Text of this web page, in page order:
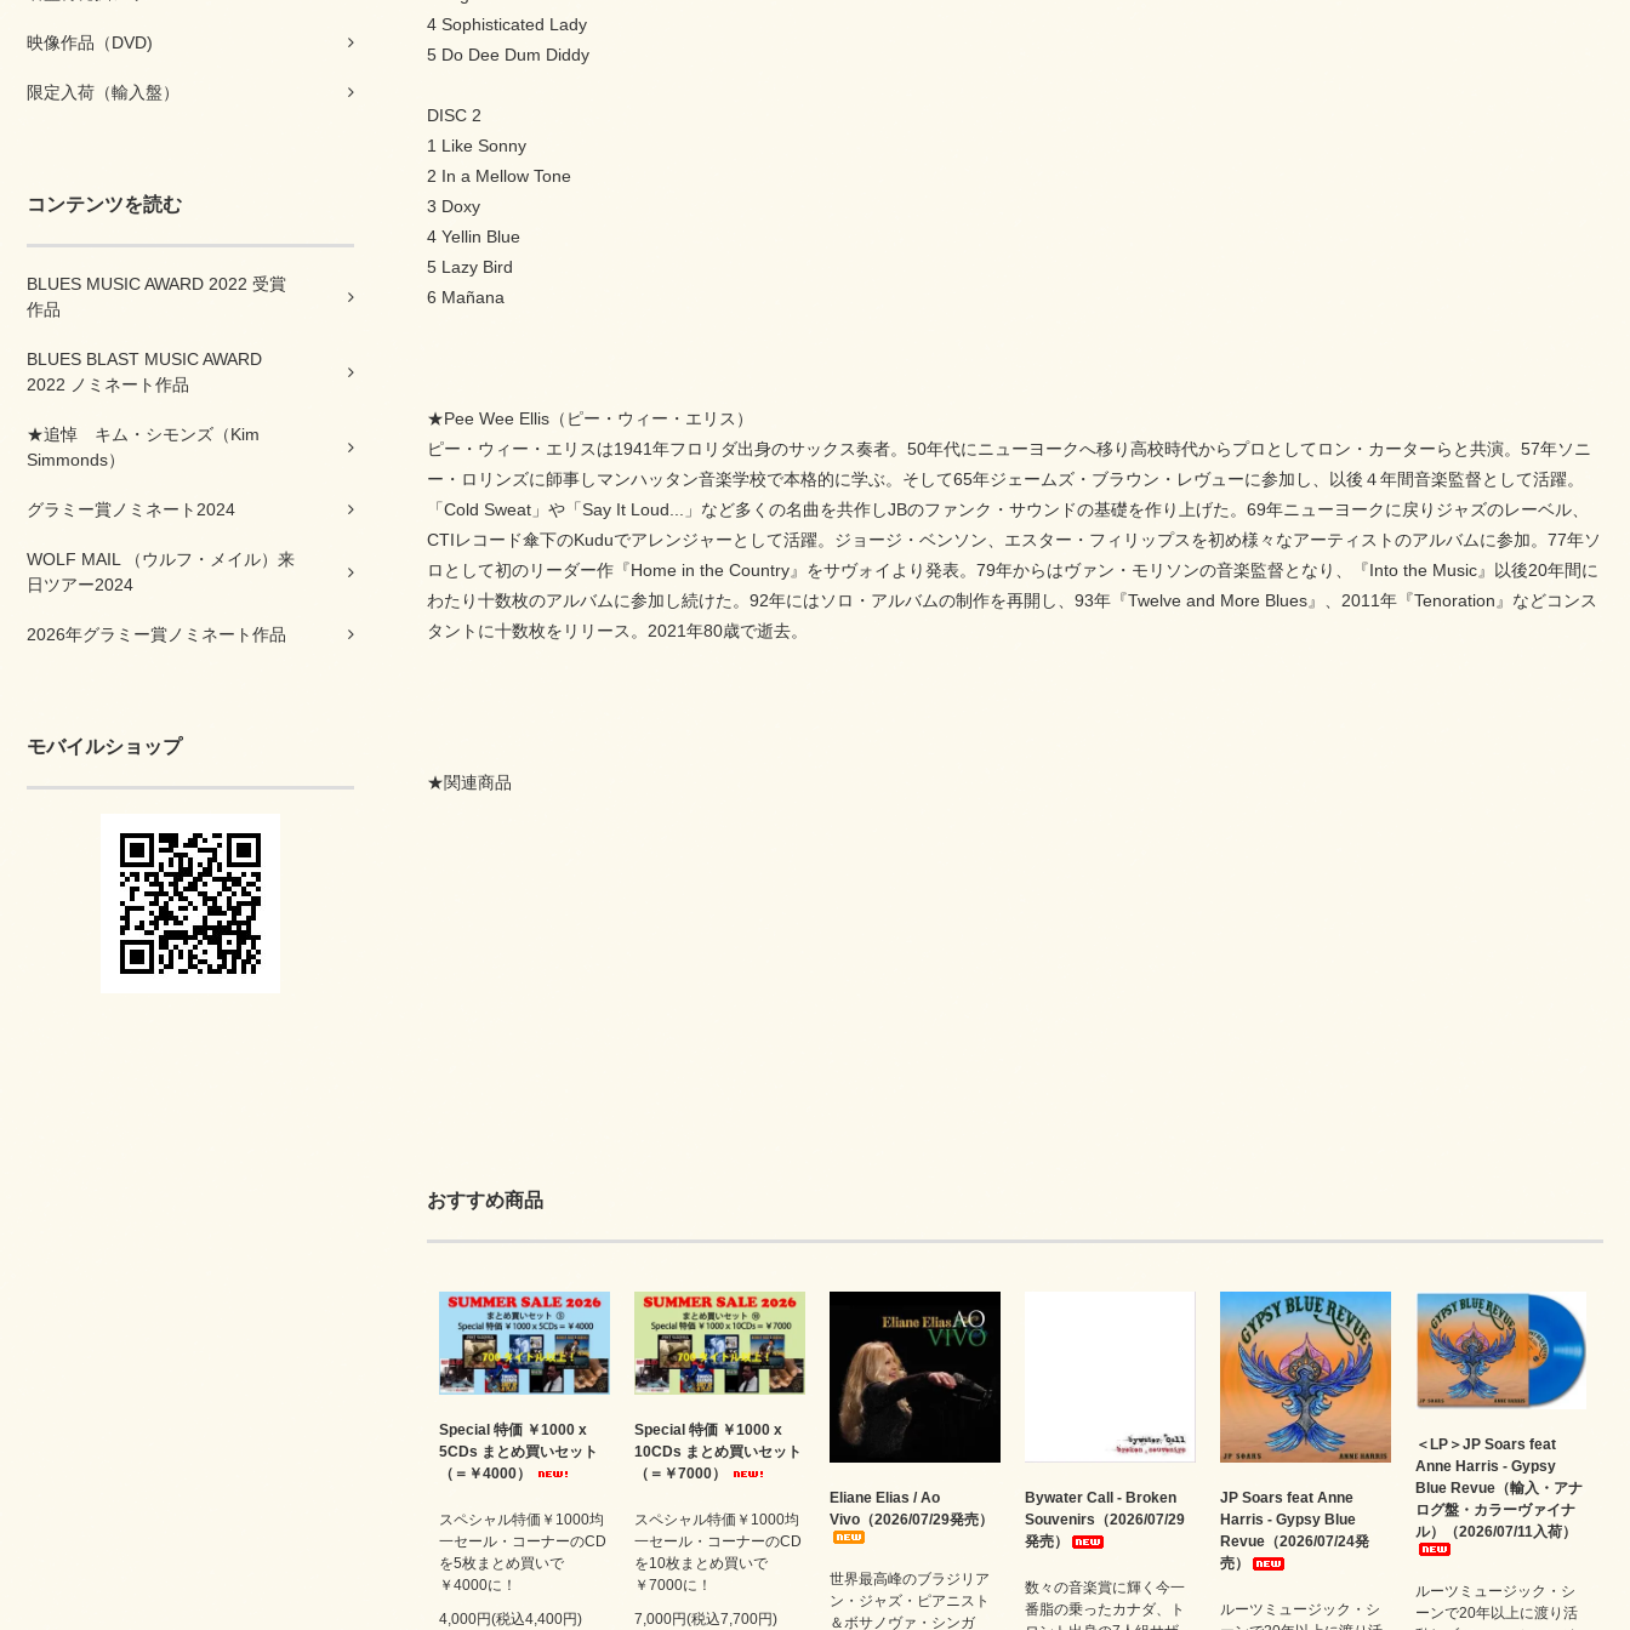
映像作品（DVD)
限定入荷（輸入盤）
コンテンツを読む
BLUES MUSIC AWARD 2022 受賞
作品
BLUES BLAST MUSIC AWARD
2022 ノミネート作品
★追悼 キム・シモンズ（Kim
Simmonds）
グラミー賞ノミネート2024
WOLF MAIL （ウルフ・メイル）来
日ツアー2024
2026年グラミー賞ノミネート作品
モバイルショップ
4 Sophisticated Lady
5 Do Dee Dum Diddy
DISC 2
1 Like Sonny
2 In a Mellow Tone
3 Doxy
4 Yellin Blue
5 Lazy Bird
6 Mañana
★Pee Wee Ellis（ピー・ウィー・エリス）
ピー・ウィー・エリスは1941年フロリダ出身のサックス奏者。50年代にニューヨークへ移り高校時代からプロとしてロン・カーターらと共演。57年ソニ
ー・ロリンズに師事しマンハッタン音楽学校で本格的に学ぶ。そして65年ジェームズ・ブラウン・レヴューに参加し、以後４年間音楽監督として活躍。
「Cold Sweat」や「Say It Loud...」など多くの名曲を共作しJBのファンク・サウンドの基礎を作り上げた。69年ニューヨークに戻りジャズのレーベル、
CTIレコード傘下のKuduでアレンジャーとして活躍。ジョージ・ベンソン、エスター・フィリップスを初め様々なアーティストのアルバムに参加。77年ソ
ロとして初のリーダー作『Home in the Country』をサヴォイより発表。79年からはヴァン・モリソンの音楽監督となり、『Into the Music』以後20年間に
わたり十数枚のアルバムに参加し続けた。92年にはソロ・アルバムの制作を再開し、93年『Twelve and More Blues』、2011年『Tenoration』などコンス
タントに十数枚をリリース。2021年80歳で逝去。
★関連商品
おすすめ商品
Special 特価 ￥1000 x
5CDs まとめ買いセット
（＝￥4000）
スペシャル特価￥1000均
一セール・コーナーのCD
を5枚まとめ買いで
￥4000に！
4,000円(税込4,400円)
Special 特価 ￥1000 x
10CDs まとめ買いセット
（＝￥7000）
スペシャル特価￥1000均
一セール・コーナーのCD
を10枚まとめ買いで
￥7000に！
7,000円(税込7,700円)
Eliane Elias / Ao
Vivo（2026/07/29発売）
世界最高峰のブラジリア
ン・ジャズ・ピアニスト
＆ボサノヴァ・シンガ
Bywater Call - Broken
Souvenirs（2026/07/29
発売）
数々の音楽賞に輝く今一
番脂の乗ったカナダ、ト
JP Soars feat Anne
Harris - Gypsy Blue
Revue（2026/07/24発
売）
ルーツミュージック・シ
＜LP＞JP Soars feat
Anne Harris - Gypsy
Blue Revue（輸入・アナ
ログ盤・カラーヴァイナ
ル）（2026/07/11入荷）
ルーツミュージック・シ
ーンで20年以上に渡り活